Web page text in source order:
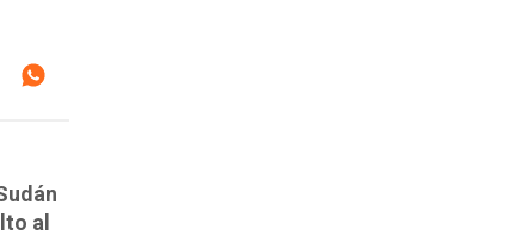
al